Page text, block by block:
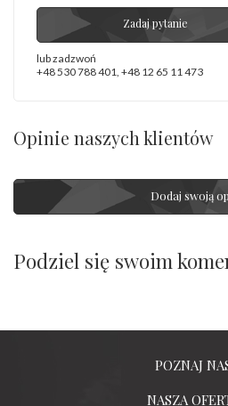
Zadaj pytanie
lub zadzwoń
+48 530 788 401, +48 12 65 11 473
Opinie naszych klientów
Dodaj swoją
Podziel się swoim
POZNAJ
NASZA